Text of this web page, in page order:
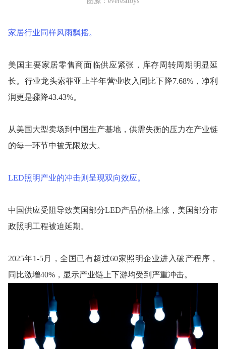
家居行业同样风雨飘摇。
美国主要家居零售商面临供应紧张，库存周转周期明显延
长。行业龙头索菲亚上半年营业收入同比下降7.68%，净利
润更是骤降43.43%。
从美国大型卖场到中国生产基地，供需失衡的压力在产业链
的每一环节中被无限放大。
LED照明产业的冲击则呈现双向效应。
中国供应受阻导致美国部分LED产品价格上涨，美国部分市
政照明工程被迫延期。
2025年1-5月，全国已有超过60家照明企业进入破产程序，
同比激增40%，显示产业链上下游均受到严重冲击。